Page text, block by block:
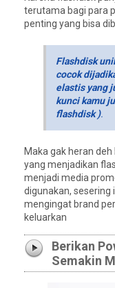
terutama bagi para
penting yang bisa
Flashdisk
cocok
elastis yang
kunci kamu
flashdisk ).
Maka gak heran
yang menjadikan
menjadi media
digunakan, sesering
mengingat brand
keluarkan
Berikan
Semakin